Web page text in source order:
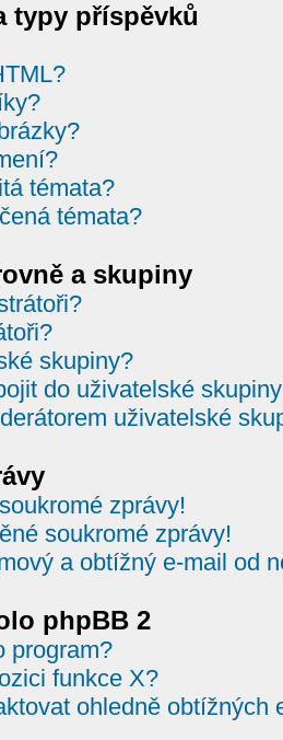
typy příspěvků
témata?
témata?
a skupiny
skupiny?
do uživatelské
uživatelské
zprávy!
soukromé zprávy!
a obtížný e-mail od
phpBB 2
program?
funkce X?
ohledně